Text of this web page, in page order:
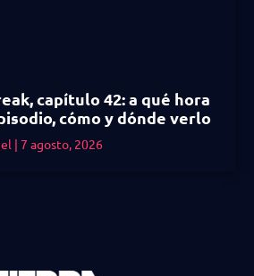
capítulo 42: a qué hora
cómo y dónde verlo
7 agosto, 2026